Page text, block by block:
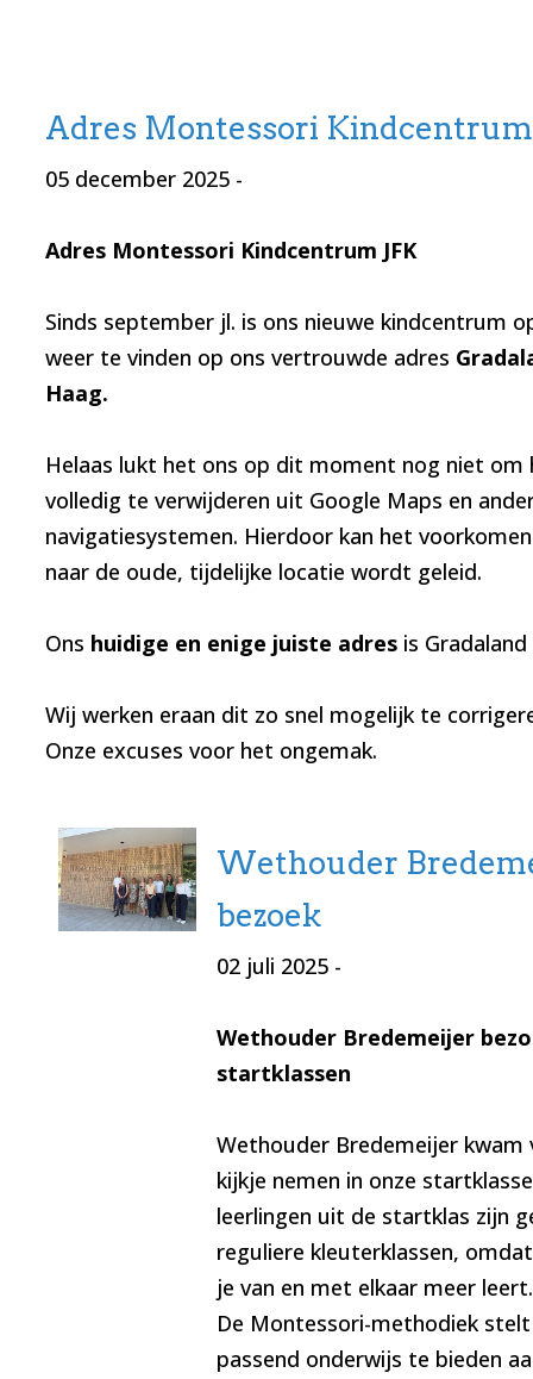
Adres Montessori Kindcentrum
05 december 2025-
Adres Montessori Kindcentrum JFK
Sinds september jl. is ons nieuwe kindcentrum
weer te vinden op ons vertrouwde adres
Haag.
Helaas lukt het ons op dit moment nog niet om
volledig te verwijderen uit Google Maps en
navigatiesystemen. Hierdoor kan het
naar de oude, tijdelijke locatie wordt geleid.
Ons huidige en enige juiste adresis Gradaland
Wij werken eraan dit zo snel mogelijk te
Onze excuses voor het ongemak.
Wethouder
bezoek
02 juli 2025-
Wethouder Bredemeijer
startklassen
Wethouder Bredemeijer kwam
kijkje nemen in onze
leerlingen uit de startklas zijn
reguliere kleuterklassen,
je van en met elkaar meer leert.
De Montessori-methodiek
passend onderwijs te bieden